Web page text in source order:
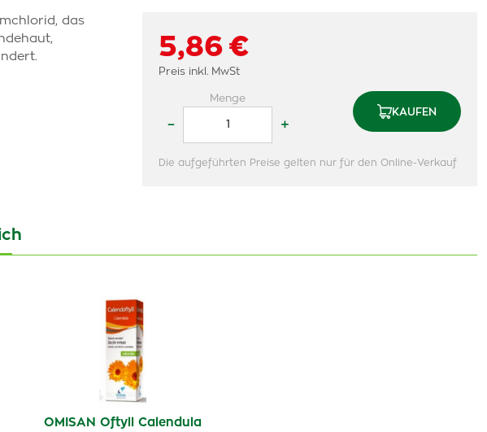
das
5,86 €
Preis inkl. MwSt
Menge
– +
KAUFEN
Die aufgeführten Preise gelten nur für den Online-Verkauf
OMISAN Oftyll Calendula